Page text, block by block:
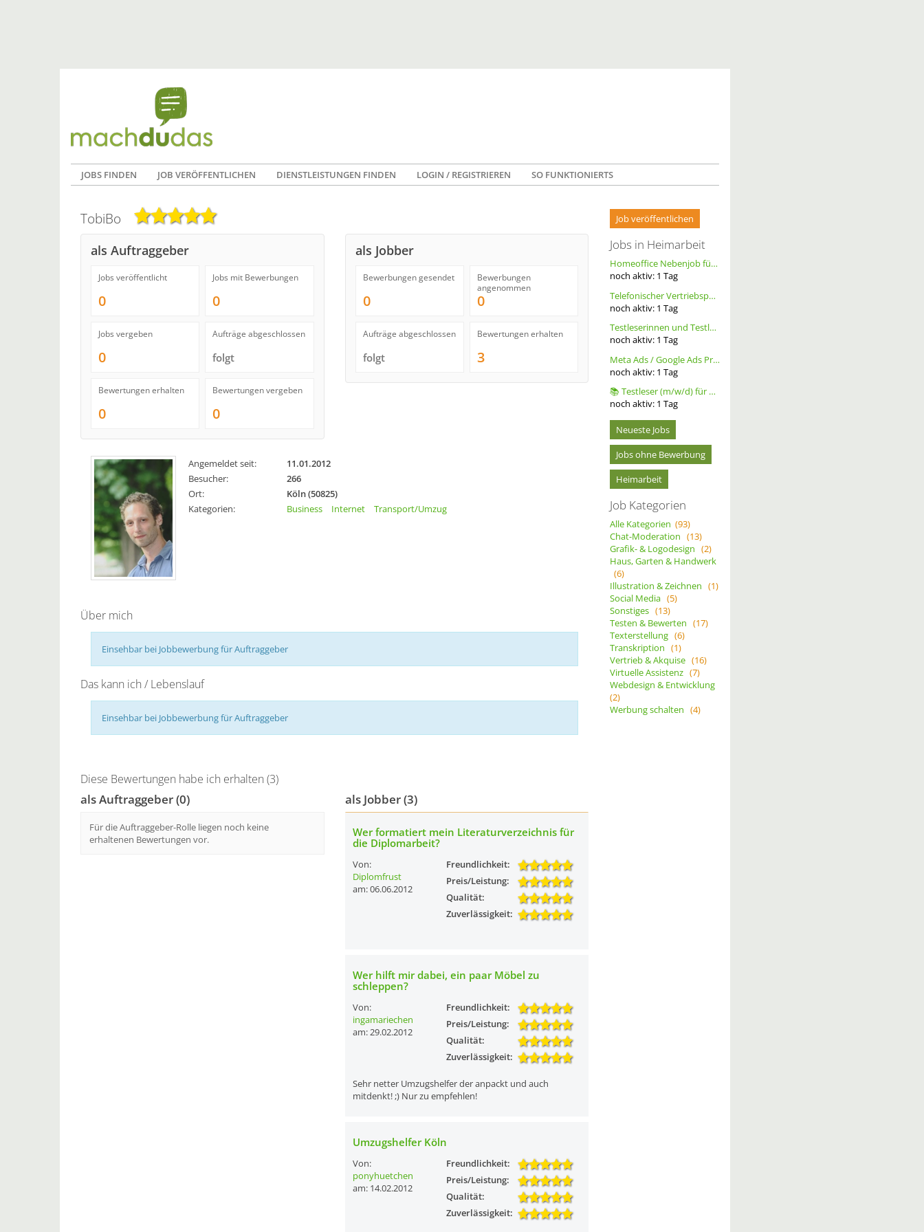
JOBS FINDEN JOB VERÖFFENTLICHEN DIENSTLEISTUNGEN FINDEN LOGIN / REGISTRIEREN SO FUNKTIONIERTS
TobiBo
als Auftraggeber
Jobs veröffentlicht
0
Jobs mit Bewerbungen
0
Jobs vergeben
0
Aufträge abgeschlossen
folgt
Bewertungen erhalten
0
Bewertungen vergeben
0
als Jobber
Bewerbungen gesendet
0
Bewerbungen
angenommen
0
Aufträge abgeschlossen
folgt
Bewertungen erhalten
3
Angemeldet seit:
11.01.2012
Besucher:
266
Ort:
Köln (50825)
Kategorien:
Business Internet Transport/Umzug
Über mich
Einsehbar bei Jobbewerbung für Auftraggeber
Das kann ich / Lebenslauf
Einsehbar bei Jobbewerbung für Auftraggeber
Diese Bewertungen habe ich erhalten (3)
als Auftraggeber (0)
Für die Auftraggeber-Rolle liegen noch keine
erhaltenen Bewertungen vor.
als Jobber (3)
Wer formatiert mein Literaturverzeichnis für
die Diplomarbeit?
Von:
Diplomfrust
am: 06.06.2012
Freundlichkeit:
Preis/Leistung:
Qualität:
Zuverlässigkeit:
Wer hilft mir dabei, ein paar Möbel zu
schleppen?
Von:
ingamariechen
am: 29.02.2012
Freundlichkeit:
Preis/Leistung:
Qualität:
Zuverlässigkeit:
Sehr netter Umzugshelfer der anpackt und auch
mitdenkt! ;) Nur zu empfehlen!
Umzugshelfer Köln
Von:
ponyhuetchen
am: 14.02.2012
Freundlichkeit:
Preis/Leistung:
Qualität:
Zuverlässigkeit:
Job veröffentlichen
Jobs in Heimarbeit
Homeoffice Nebenjob für Datenerfassung & Terminmanagement – 100 % Remote als Freelancer m/w/d
noch aktiv: 1 Tag
Telefonischer Vertriebspartner
noch aktiv: 1 Tag
Testleserinnen und Testleser für neues Buch gesucht
noch aktiv: 1 Tag
Meta Ads / Google Ads Profi (m/w/d)
noch aktiv: 1 Tag
📚 Testleser (m/w/d) für Bücher gesucht – langfristige Zusammenarbeit
noch aktiv: 1 Tag
Neueste Jobs
Jobs ohne Bewerbung
Heimarbeit
Job Kategorien
Alle Kategorien (93)
Chat-Moderation (13)
Grafik- & Logodesign (2)
Haus, Garten & Handwerk
(6)
Illustration & Zeichnen (1)
Social Media (5)
Sonstiges (13)
Testen & Bewerten (17)
Texterstellung (6)
Transkription (1)
Vertrieb & Akquise (16)
Virtuelle Assistenz (7)
Webdesign & Entwicklung
(2)
Werbung schalten (4)